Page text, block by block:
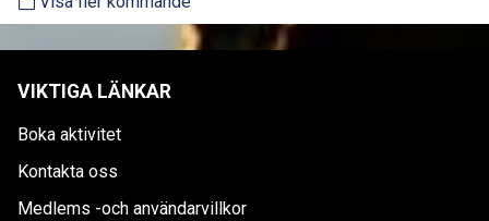
VIKTIGA LÄNKAR
Boka aktivitet
Kontakta oss
Medlems -och användarvillkor